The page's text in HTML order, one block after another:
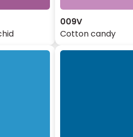
009V
Cotton candy